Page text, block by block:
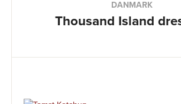
DANMARK
Thousand Island